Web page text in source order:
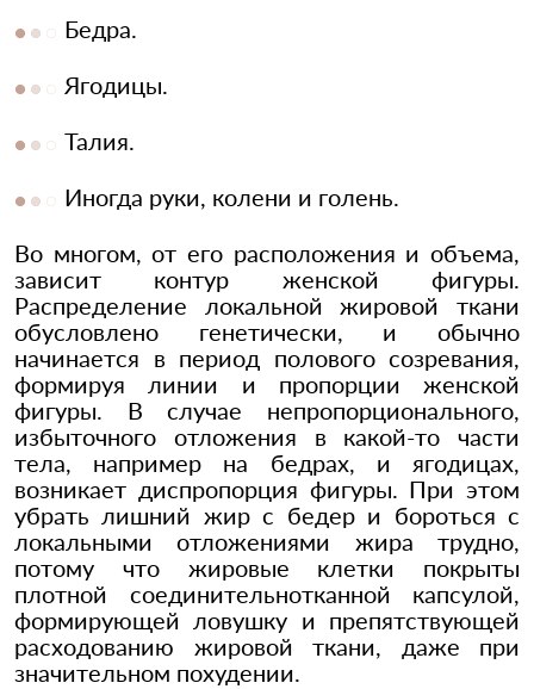
Бедра.
Ягодицы.
Талия.
Иногда руки, колени и голень.
Во многом, от его расположения и объема,
зависит контур женской фигуры.
Распределение локальной жировой ткани
обусловлено генетически, и обычно
начинается в период полового созревания,
формируя линии и пропорции женской
фигуры. В случае непропорционального,
избыточного отложения в какой-то части
тела, например на бедрах, и ягодицах,
возникает диспропорция фигуры. При этом
убрать лишний жир с бедер и бороться с
локальными отложениями жира трудно,
потому что жировые клетки покрыты
плотной соединительнотканной капсулой,
формирующей ловушку и препятствующей
расходованию жировой ткани, даже при
значительном похудении.